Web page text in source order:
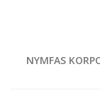
NYMFAS